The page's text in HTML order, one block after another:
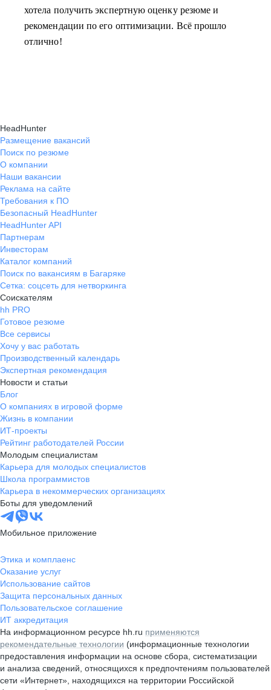
хотела получить экспертную оценку резюме и
рекомендации по его оптимизации. Всё прошло
отлично!
HeadHunter
Размещение вакансий
Поиск по резюме
О компании
Наши вакансии
Реклама на сайте
Требования к ПО
Безопасный HeadHunter
HeadHunter API
Партнерам
Инвесторам
Каталог компаний
Поиск по вакансиям в Багаряке
Сетка: соцсеть для нетворкинга
Соискателям
hh PRO
Готовое резюме
Все сервисы
Хочу у вас работать
Производственный календарь
Экспертная рекомендация
Новости и статьи
Блог
О компаниях в игровой форме
Жизнь в компании
ИТ-проекты
Рейтинг работодателей России
Молодым специалистам
Карьера для молодых специалистов
Школа программистов
Карьера в некоммерческих организациях
Боты для уведомлений
Мобильное приложение
Этика и комплаенс
Оказание услуг
Использование сайтов
Защита персональных данных
Пользовательское соглашение
ИТ аккредитация
На информационном ресурсе hh.ru применяются
рекомендательные технологии (информационные технологии
предоставления информации на основе сбора, систематизации
и анализа сведений, относящихся к предпочтениям пользователей
сети «Интернет», находящихся на территории Российской